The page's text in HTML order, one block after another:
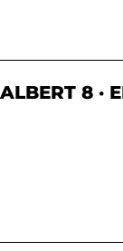
ALBERT 8 ·